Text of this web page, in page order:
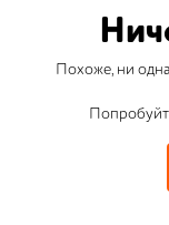
Похоже, ни